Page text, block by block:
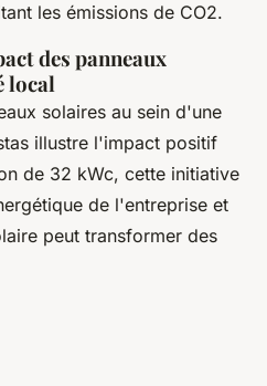
les émissions de CO2.
des panneaux
local
solaires au sein d'une
illustre l'impact positif
de 32 kWc, cette initiative
de l'entreprise et
peut transformer des